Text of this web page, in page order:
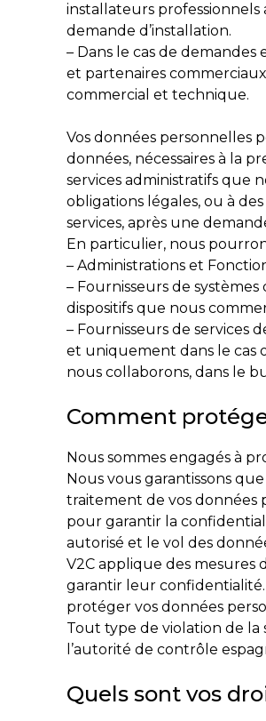
installateurs professionnels
demande d’installation.
– Dans le cas de
et partenaires
commercial et technique.
Vos données personnelles
données, nécessaires à la
services administratifs que
obligations légales, ou à
services, après une
En particulier, nous
– Administrations et
– Fournisseurs de
dispositifs que nous
– Fournisseurs de services
et uniquement dans le cas
nous collaborons, dans le
Comment
Nous sommes engagés à
Nous vous garantissons
traitement de vos données
pour garantir la
autorisé et le vol des
V2C applique des mesures
garantir leur
protéger vos données
Tout type de violation de la
l’autorité de contrôle
Quels sont vos